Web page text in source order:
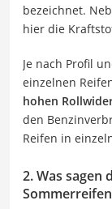
bezeichnet.
hier die
Je nach Profil
einzelnen
hohen
den
Reifen in
2. Was sagen